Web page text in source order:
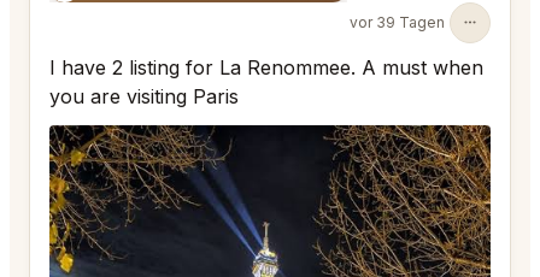
vor 39 Tagen
I have 2 listing for La Renommee. A must when
you are visiting Paris